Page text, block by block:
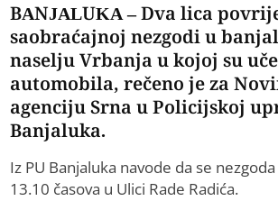
BANJALUKA – Dva lica
saobraćajnoj nezgodi u
naselju Vrbanja u kojoj su
automobila, rečeno je za
agenciju Srna u Policijskoj
Banjaluka.
Iz PU Banjaluka navode da se
13.10 časova u Ulici Rade Radića.